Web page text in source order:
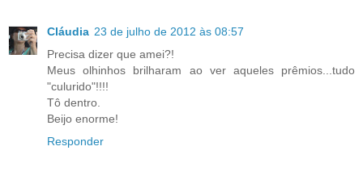
Cláudia 23 de julho de 2012 às 08:57
Precisa dizer que amei?!
Meus olhinhos brilharam ao ver aqueles prêmios...tudo
"culurido"!!!!
Tô dentro.
Beijo enorme!
Responder